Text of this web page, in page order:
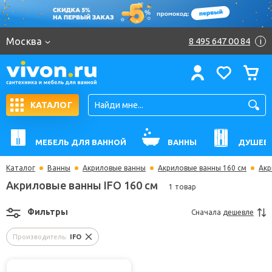
Москва 8 495 647 00 84 i
КАТАЛОГ
МЕБЕЛЬ ДЛЯ ВАННОЙ ВАННЫ
Каталог Ванны Акриловые ванны Акриловые ванны 160 см
Акриловые ванны IFO 160 см 1 товар
Производитель: IFO
Фильтры Сначала дешевле